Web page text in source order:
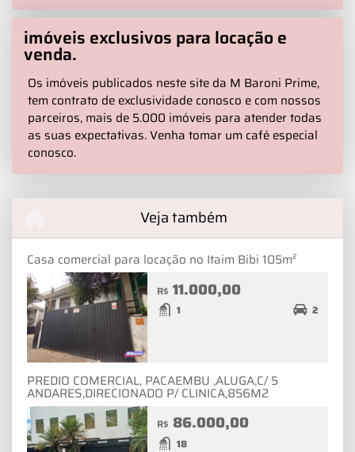
imóveis exclusivos para locação e
venda.
Os imóveis publicados neste site da M Baroni Prime,
tem contrato de exclusividade conosco e com nossos
parceiros, mais de 5.000 imóveis para atender todas
as suas expectativas. Venha tomar um café especial
conosco.
Veja também
Casa comercial para locação no Itaim Bibi 105m²
R$ 11.000,00
1 2
PREDIO COMERCIAL, PACAEMBU ,ALUGA,C/ 5
ANDARES,DIRECIONADO P/ CLINICA,856M2
R$ 86.000,00
18